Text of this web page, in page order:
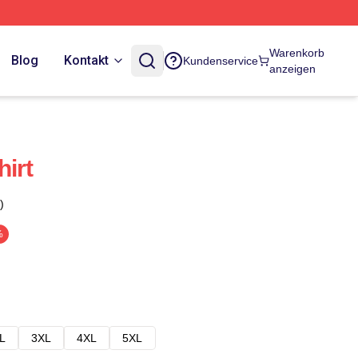
Blog Kontakt Kundenservice
Warenkorb
anzeigen
3XL 4XL 5XL